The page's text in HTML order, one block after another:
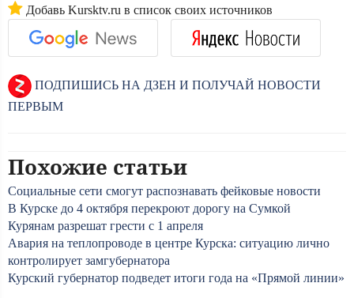
Добавь Kursktv.ru в список своих источников
ПОДПИШИСЬ НА ДЗЕН И ПОЛУЧАЙ НОВОСТИ
ПЕРВЫМ
Похожие статьи
Социальные сети смогут распознавать фейковые новости
В Курске до 4 октября перекроют дорогу на Сумкой
Курянам разрешат грести с 1 апреля
Авария на теплопроводе в центре Курска: ситуацию лично
контролирует замгубернатора
Курский губернатор подведет итоги года на «Прямой линии»